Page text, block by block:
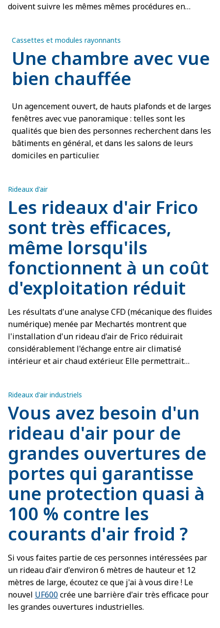
doivent suivre les mêmes mêmes procédures en
Cassettes et modules rayonnants
Une chambre avec vue
bien chauffée
Un agencement ouvert, de hauts plafonds et de larges
fenêtres avec vue panoramique : telles sont les
qualités que bien des personnes recherchent dans les
bâtiments en général, et dans les salons de leurs
domiciles en particulier.
Rideaux d'air
Les rideaux d'air Frico
sont très efficaces,
même lorsqu'ils
fonctionnent à un coût
d'exploitation réduit
Les résultats d'une analyse CFD (mécanique des fluides
numérique) menée par Mechartés montrent que
l'installation d'un rideau d'air de Frico réduirait
considérablement l'échange entre air climatisé
intérieur et air chaud extérieur. Elle permettrait
améliorant le climat intérieur.
Rideaux d'air industriels
Vous avez besoin d'un
rideau d'air pour de
grandes ouvertures de
portes qui garantisse
une protection quasi à
100 % contre les
courants d'air froid ?
Si vous faites partie de ces personnes intéressées par
un rideau d'air d'environ 6 mètres de hauteur et 12
mètres de large, écoutez ce que j'ai à vous dire ! Le
nouvel UF600crée une barrière d'air très efficace pour
les grandes ouvertures industrielles.